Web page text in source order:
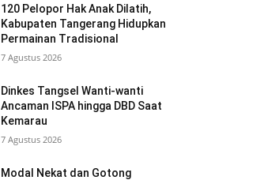
120 Pelopor Hak Anak Dilatih,
Kabupaten Tangerang Hidupkan
Permainan Tradisional
7 Agustus 2026
Dinkes Tangsel Wanti-wanti
Ancaman ISPA hingga DBD Saat
Kemarau
7 Agustus 2026
Modal Nekat dan Gotong